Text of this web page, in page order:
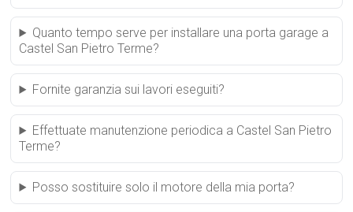
Quanto tempo serve per installare una porta garage a
Castel San Pietro Terme?
Fornite garanzia sui lavori eseguiti?
Effettuate manutenzione periodica a Castel San Pietro
Terme?
Posso sostituire solo il motore della mia porta?